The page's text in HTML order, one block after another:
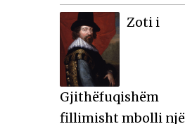
Zoti i
Gjithëfuqishëm
fillimisht mbolli një